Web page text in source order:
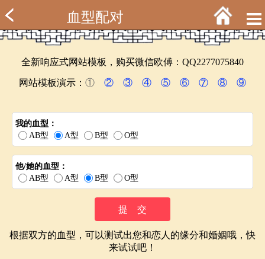
血型配对
全新响应式网站模板，购买微信欧傅：QQ2277075840
网站模板演示： ① ② ③ ④ ⑤ ⑥ ⑦ ⑧ ⑨
我的血型：
AB型
A型 B型 O型
他/她的血型：
AB型
A型 B型 O型
根据双方的血型，可以测试出您和恋人的缘分和婚姻哦，快
来试试吧！